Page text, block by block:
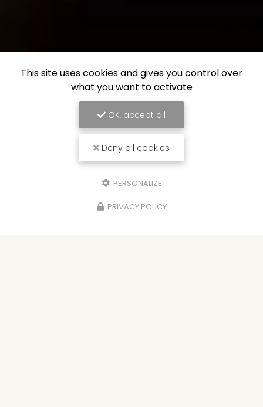
This site uses cookies and gives you control over
what you want to activate
OK, accept all
Deny all cookies
PERSONALIZE
PRIVACY POLICY